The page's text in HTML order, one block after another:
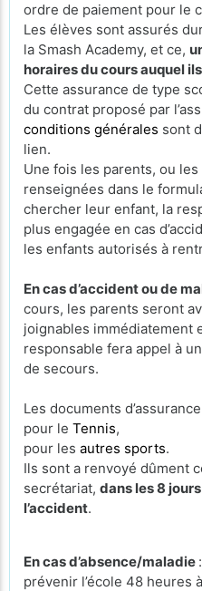
ordre de paiement pour le
Les élèves sont assurés
la Smash Academy, et ce,
horaires du cours auquel
Cette assurance de type
du contrat proposé par
conditions générales sont
lien.
Une fois les parents, ou
renseignées dans le
chercher leur enfant, la
plus engagée en cas
les enfants autorisés à
En cas d’accident ou de
cours, les parents seront
joignables immédiatement
responsable fera appel à
de secours.
Les documents
pour le Tennis,
pour les autres sports.
Ils sont a renvoyé dûment
secrétariat, dans les 8
l’accident.
En cas d’absence/maladie
prévenir l’école 48 heures